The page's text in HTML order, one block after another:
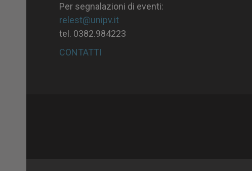
Per segnalazioni di eventi:
relest@unipv.it
tel. 0382.984223
CONTATTI